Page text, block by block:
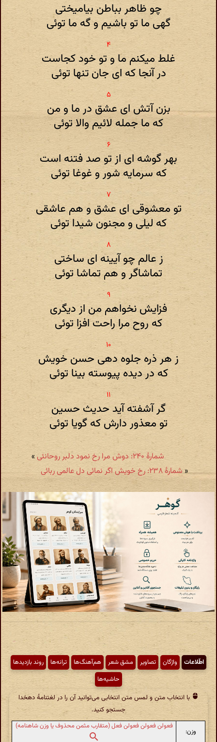
چو ظاهر بباطن بیامیختی
گهی ما تو باشیم و گه ما توئی
غلط میکنم ما و تو خود کجاست
در آنجا که ای جان تنها توئی
بزن آتش ای عشق در ما و من
که ما جمله لائیم والا توئی
بهر گوشه ای از تو صد فتنه است
که سرمایه شور و غوغا توئی
تو معشوقی ای عشق و هم عاشقی
که لیلی و مجنون شیدا توئی
ز عالم چو آیینه ای ساختی
تماشاگر و هم تماشا توئی
فزایش نخواهم من از دیگری
که روح مرا راحت افزا توئی
ز هر ذره جلوه دهی حسن خویش
که در دیده پیوسته بینا توئی
گر آشفته آید حدیث حسین
تو معذور دارش که گویا توئی
شمارهٔ ۲۴۰: دوش مرا رخ نمود دلبر روحانئی
»
«شمارهٔ ۲۳۸: رخ خویش اگر نمائی دل عالمی ربائی
اطّلاعات واژگان تصاویر مشق شعر هم‌آهنگ‌ها ترانه‌ها
روند بازدیدها
حاشیه‌ها
با انتخاب متن و لمس متن انتخابی می‌توانید آن را در لغتنامهٔ دهخدا
جستجو کنید.
وزن:
فعولن فعولن فعولن فعل (متقارب مثمن محذوف یا وزن شاهنامه)